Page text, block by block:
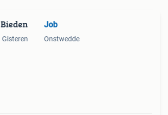
Bieden
Gisteren
Job
Onstwedde